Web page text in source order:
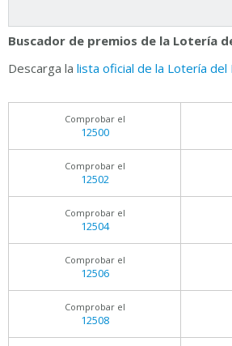
Buscador de premios de la Lotería
Descarga la lista oficial de la Lotería del
Comprobar el
12500
Comprobar el
12502
Comprobar el
12504
Comprobar el
12506
Comprobar el
12508